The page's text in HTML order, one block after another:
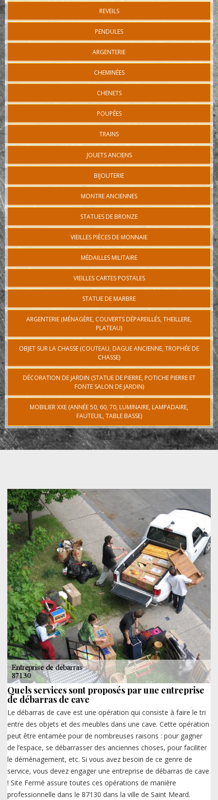
REVEILS
PENDULES
ARGENTERIE
CHEMINÉES
CHENETS
POUPÉES
TRAINS
JOUETS ANCIENS
BIJOUTERIE
MONTRE ANCIENNES
STATUES DE BRONZE
VIEILLES PIÈCES DE MONNAIE
MÉDAILLES MILITAIRE
VIEILLES CARTES POSTALES
STATUE DE MARBRE
ARGENTERIE (MÉNAGÈRE, COUVERTS DÉPAREILLÉS, THEILLERE,
PLATEAU)
OBJET SUR LA CHASSE (COUTEAU, DAGUE ANCIENNE, TROPHÉE DE
CHASSE)
DÉCORATION DE JARDIN (STATUE DE PIERRE, POTICHE PIERRE ET
FONTE SALON DE JARDIN)
MOBILIER XXE (ANNÉE 50, 60, 70, LUMINAIRE, LAMPADAIRE,
FAUTEUIL, TABLE BASSE)
Quels services sont proposés par une entreprise
de débarras de cave
Le débarras de cave est une opération qui consiste à faire le tri
entre des objets et des meubles dans une cave. Cette opération
peut être entamée pour de nombreuses raisons : pour gagner
de l’espace, se débarrasser des anciennes choses, pour faciliter
le déménagement, etc. Si vous avez besoin de ce genre de
service, vous devez engager une entreprise de débarras de cave
! Site Fermé assure toutes ces opérations de manière
professionnelle dans le 87130 dans la ville de Saint Meard.